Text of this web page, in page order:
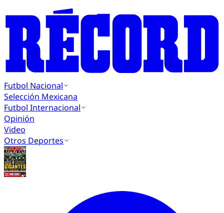
Futbol Nacional
Selección Mexicana
Futbol Internacional
Opinión
Video
Otros Deportes